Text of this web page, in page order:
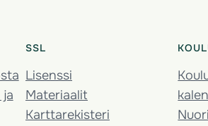
SSL
Lisenssi
Materiaalit
Karttarekisteri